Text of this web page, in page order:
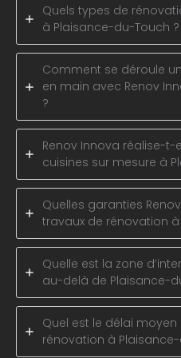
Quels types de
à Plaisance-du-Touch ?
Comment se déroule
en main avec Renov
?
Renov Innova réalise-
cuisines sur mesure à
Quelles garanties
travaux de rénovation
Quelle est la zone
au-delà de Plaisance-
Quel est le délai
rénovation à